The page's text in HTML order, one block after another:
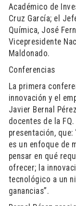
Académico de
Cruz García; el
Química, José
Vicepresidente
Maldonado.
Conferencias
La primera
innovación y el
Javier Bernal
docentes de la
presentación,
es un enfoque de
pensar en qué
ofrecer; la
tecnológico a un
ganancias”.